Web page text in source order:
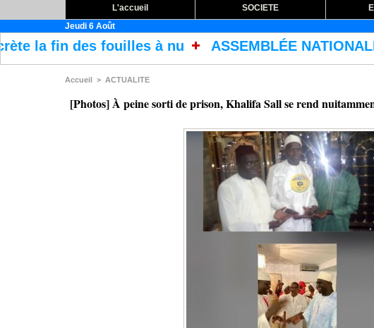
L'accueil SOCIETE
Jeudi 6 Août
à nu ASSEMBLÉE NATIONALE :
Accueil > ACTUALITE
[Photos] À peine sorti de prison, Khalifa Sall se rend